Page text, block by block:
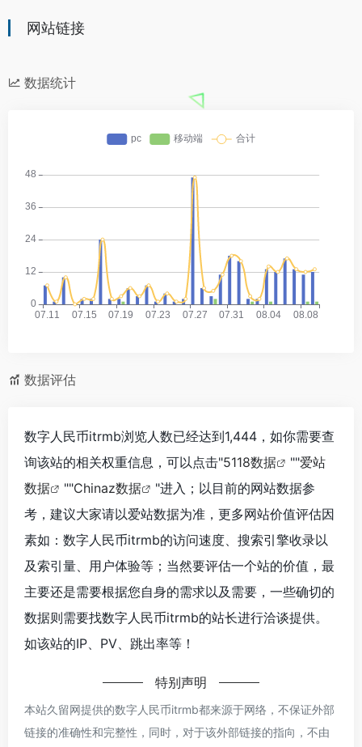
网站链接
数据统计
数据评估
数字人民币itrmb浏览人数已经达到1,444，如你需要查
询该站的相关权重信息，可以点击"5118数据 ""爱站
数据
""Chinaz数据
"进入；以目前的网站数据参
考，建议大家请以爱站数据为准，更多网站价值评估因
素如：数字人民币itrmb的访问速度、搜索引擎收录以
及索引量、用户体验等；当然要评估一个站的价值，最
主要还是需要根据您自身的需求以及需要，一些确切的
数据则需要找数字人民币itrmb的站长进行洽谈提供。
如该站的IP、PV、跳出率等！
特别声明
本站久留网提供的数字人民币itrmb都来源于网络，不保证外部
链接的准确性和完整性，同时，对于该外部链接的指向，不由